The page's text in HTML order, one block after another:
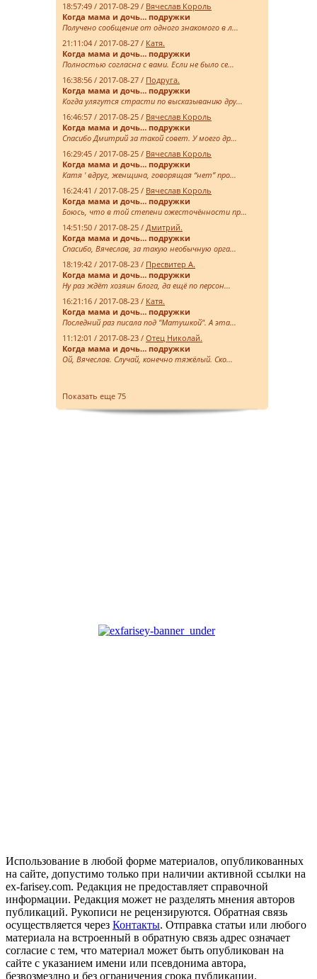
18:57:49 / 2017-08-29 / Вячеслав Король
Когда мама и дочь… подружки
Получено сообщение от одного знакомого в л...
21:11:04 / 2017-08-27 / Катя.
Когда мама и дочь… подружки
Полностью согласна с вами. Если не было се...
16:38:56 / 2017-08-27 / Подруга.
Когда мама и дочь… подружки
Когда улягутся страсти по высказыванию дру...
16:46:57 / 2017-08-25 / Вячеслав Король
Когда мама и дочь… подружки
Спасибо Дмитрий за такой совет. У моего др...
16:29:45 / 2017-08-25 / Вячеслав Король
Когда мама и дочь… подружки
Катя ' вдруг, женщина, говорящая “нет” про...
16:24:41 / 2017-08-25 / Вячеслав Король
Когда мама и дочь… подружки
Боюсь, что в той степени ожесточённости пр...
14:51:50 / 2017-08-25 / Дмитрий.
Когда мама и дочь… подружки
Спасибо, Вячеслав, за такую необычную орга...
18:19:42 / 2017-08-23 / Пресвитер А.
Когда мама и дочь… подружки
Ну раз ждёт хозяин блога, да ещё по персон...
16:21:16 / 2017-08-23 / Катя.
Когда мама и дочь… подружки
Последний раз писала под "Матушкой". А эта...
11:12:01 / 2017-08-23 / Отец Николай.
Когда мама и дочь… подружки
Ой, Вячеслав. Случай, конечно тяжёлый. Ско...
Показать еще 75
Использование в любой форме материалов, опубликованных
на сайте, допустимо только при наличии активной ссылки на
ex-farisey.com. Редакция не предоставляет справочной
информации. Редакция может не разделять мнения авторов
публикаций. Рукописи не рецензируются. Обратная связь
осуществляется через Контакты. Отправка статьи или любого
материала на встроенный в обратную связь адрес означает
согласие с тем, что материал может быть опубликован на
сайте с указанием имени или псевдонима автора,
безвозмездно и без ограничения срока публикации.